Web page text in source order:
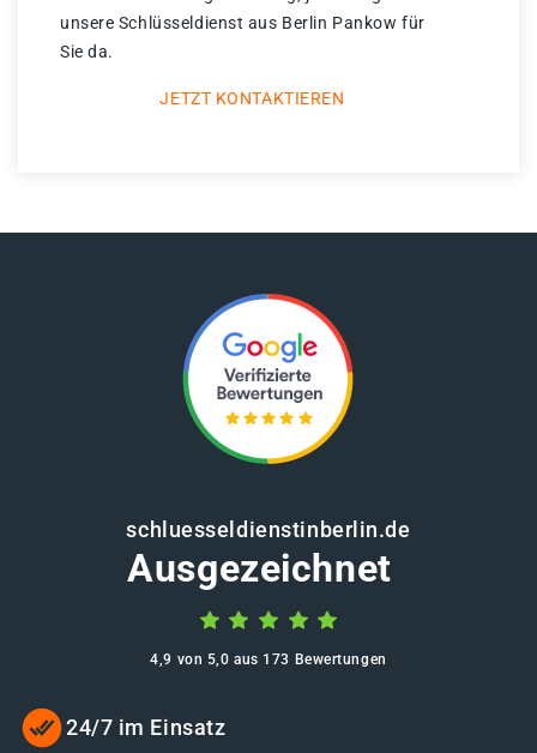
unsere Schlüsseldienst aus Berlin Pankow für
Sie da.
JETZT KONTAKTIEREN
schluesseldienstinberlin.de
Ausgezeichnet
4,9 von 5,0 aus 173 Bewertungen
24/7 im Einsatz